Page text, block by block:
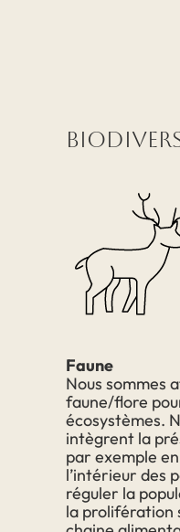
Faune
Nous sommes
faune/flore
écosystèmes.
intègrent la
par exemple
l’intérieur des
réguler la
la prolifération